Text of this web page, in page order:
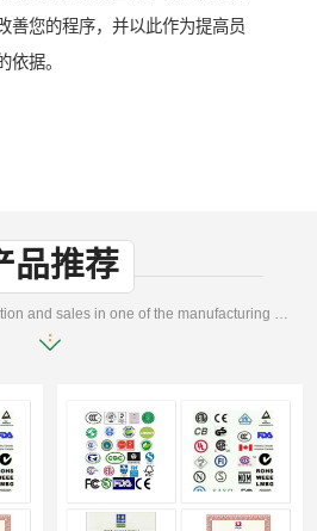
善您的程序，并以此作为提高员
依据。
品推荐
Development, design, production and sales in one of the manufacturing enterprises